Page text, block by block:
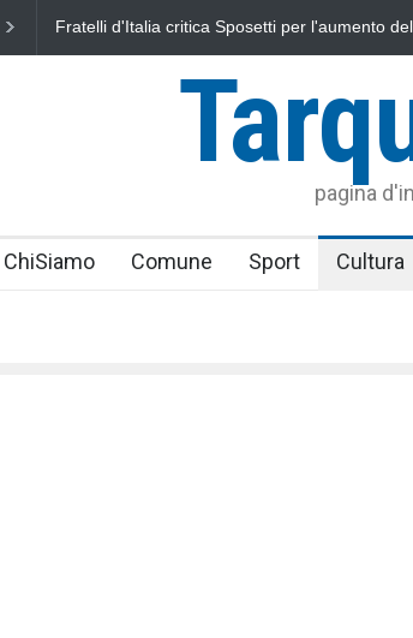
dell'addizionale
L'Università della Tuscia
pagina
ChiSiamo Comune Sport Cultura